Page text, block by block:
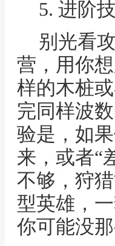
5. 进阶
别光看
营，用你
样的木桩
完同样波
验是，如
来，或者“
不够，狩
型英雄，
你可能没